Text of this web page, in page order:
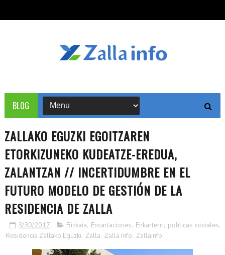
BLOG
ZALLAKO EGUZKI EGOITZAREN
ETORKIZUNEKO KUDEATZE-EREDUA,
ZALANTZAN // INCERTIDUMBRE EN EL
FUTURO MODELO DE GESTIÓN DE LA
RESIDENCIA DE ZALLA
3/30/2017 Bizkaia, Encartaciones, Enkarterri, políticas sociales,
Residencia Zallako Eguzki, Zalla, Zalla Info, Zallainfo